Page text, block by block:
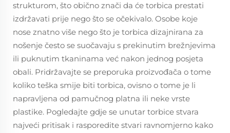
strukturom, što obično znači da će torbica prestati
izdržavati prije nego što se očekivalo. Osobe koje
nose znatno više nego što je torbica dizajnirana za
nošenje često se suočavaju s prekinutim brežnjevima
ili puknutim tkaninama već nakon jednog posjeta
obali. Pridržavajte se preporuka proizvođača o tome
koliko teška smije biti torbica, ovisno o tome je li
napravljena od pamučnog platna ili neke vrste
plastike. Pogledajte gdje se unutar torbice stvara
najveći pritisak i rasporedite stvari ravnomjerno kako